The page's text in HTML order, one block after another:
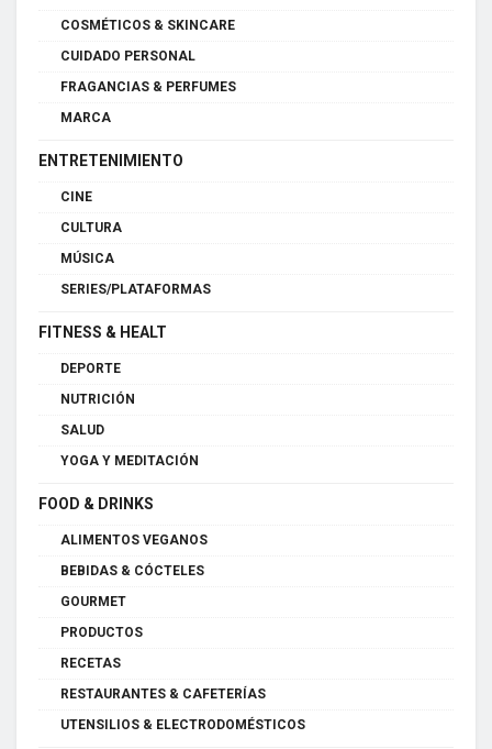
COSMÉTICOS & SKINCARE
CUIDADO PERSONAL
FRAGANCIAS & PERFUMES
MARCA
ENTRETENIMIENTO
CINE
CULTURA
MÚSICA
SERIES/PLATAFORMAS
FITNESS & HEALT
DEPORTE
NUTRICIÓN
SALUD
YOGA Y MEDITACIÓN
FOOD & DRINKS
ALIMENTOS VEGANOS
BEBIDAS & CÓCTELES
GOURMET
PRODUCTOS
RECETAS
RESTAURANTES & CAFETERÍAS
UTENSILIOS & ELECTRODOMÉSTICOS